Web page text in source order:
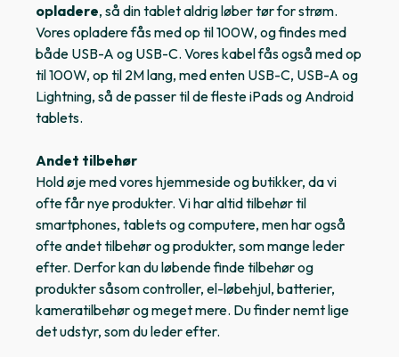
opladere, så din tablet aldrig løber tør for strøm.
Vores opladere fås med op til 100W, og findes med
både USB-A og USB-C. Vores kabel fås også med op
til 100W, op til 2M lang, med enten USB-C, USB-A og
Lightning, så de passer til de fleste iPads og Android
tablets.
Andet tilbehør
Hold øje med vores hjemmeside og butikker, da vi
ofte får nye produkter. Vi har altid tilbehør til
smartphones, tablets og computere, men har også
ofte andet tilbehør og produkter, som mange leder
efter. Derfor kan du løbende finde tilbehør og
produkter såsom controller, el-løbehjul, batterier,
kameratilbehør og meget mere. Du finder nemt lige
det udstyr, som du leder efter.